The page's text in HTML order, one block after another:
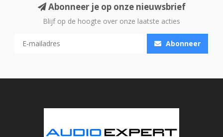
Abonneer je op onze nieuwsbrief
Blijf op de hoogte over onze laatste acties
Abonneer